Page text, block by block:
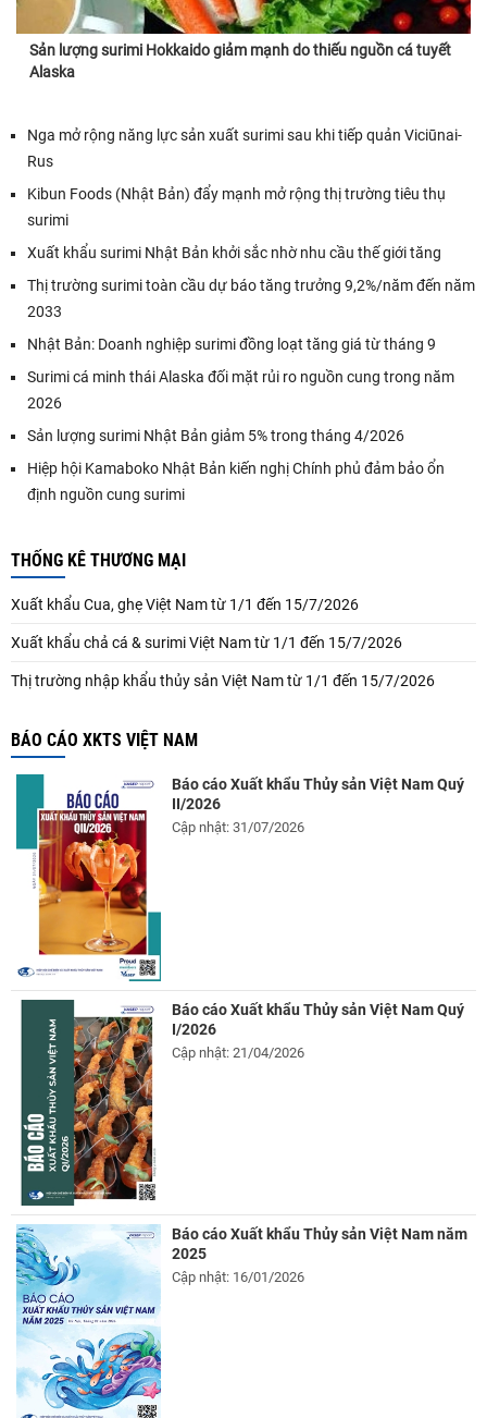
Sản lượng surimi Hokkaido giảm mạnh do thiếu nguồn cá tuyết
Alaska
Nga mở rộng năng lực sản xuất surimi sau khi tiếp quản Viciūnai-
Rus
Kibun Foods (Nhật Bản) đẩy mạnh mở rộng thị trường tiêu thụ
surimi
Xuất khẩu surimi Nhật Bản khởi sắc nhờ nhu cầu thế giới tăng
Thị trường surimi toàn cầu dự báo tăng trưởng 9,2%/năm đến năm
2033
Nhật Bản: Doanh nghiệp surimi đồng loạt tăng giá từ tháng 9
Surimi cá minh thái Alaska đối mặt rủi ro nguồn cung trong năm
2026
Sản lượng surimi Nhật Bản giảm 5% trong tháng 4/2026
Hiệp hội Kamaboko Nhật Bản kiến nghị Chính phủ đảm bảo ổn
định nguồn cung surimi
THỐNG KÊ THƯƠNG MẠI
Xuất khẩu Cua, ghẹ Việt Nam từ 1/1 đến 15/7/2026
Xuất khẩu chả cá & surimi Việt Nam từ 1/1 đến 15/7/2026
Thị trường nhập khẩu thủy sản Việt Nam từ 1/1 đến 15/7/2026
BÁO CÁO XKTS VIỆT NAM
Báo cáo Xuất khẩu Thủy sản Việt Nam Quý
II/2026
Cập nhật: 31/07/2026
Báo cáo Xuất khẩu Thủy sản Việt Nam Quý
I/2026
Cập nhật: 21/04/2026
Báo cáo Xuất khẩu Thủy sản Việt Nam năm
2025
Cập nhật: 16/01/2026